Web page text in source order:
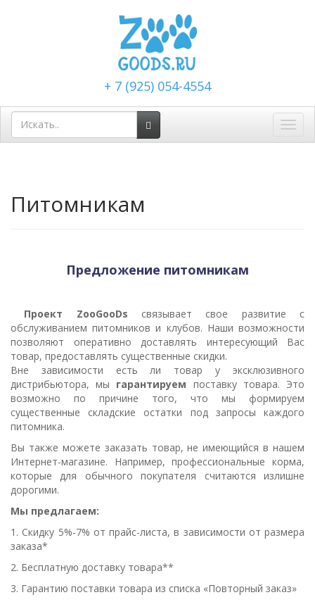
+ 7 (925) 054-4554
Питомникам
Предложение питомникам
Проект ZooGooDs связывает свое развитие с
обслуживанием питомников и клубов. Наши возможности
позволяют оперативно доставлять интересующий Вас
товар, предоставлять существенные скидки.
Вне зависимости есть ли товар у эксклюзивного
дистрибьютора, мы гарантируем поставку товара. Это
возможно по причине того, что мы формируем
существенные складские остатки под запросы каждого
питомника.
Вы также можете заказать товар, не имеющийся в нашем
Интернет-магазине. Например, профессиональные корма,
которые для обычного покупателя считаются излишне
дорогими.
Мы предлагаем:
1. Скидку 5%-7% от прайс-листа, в зависимости от размера
заказа*
2. Бесплатную доставку товара**
3. Гарантию поставки товара из списка «Повторный заказ»